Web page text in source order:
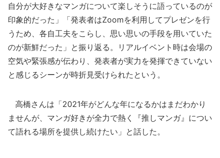
自分が大好きなマンガについて楽しそうに語っているのが
印象的だった」「発表者はZoomを利用してプレゼンを行
うため、各自工夫をこらし、思い思いの手段を用いていた
のが新鮮だった」と振り返る。リアルイベント時は会場の
空気や緊張感が伝わり、発表者が実力を発揮できていない
と感じるシーンが時折見受けられたという。
高橋さんは「2021年がどんな年になるかはまだわかり
ませんが、マンガ好きが全力で熱く『推しマンガ』につい
て語れる場所を提供し続けたい」と話した。